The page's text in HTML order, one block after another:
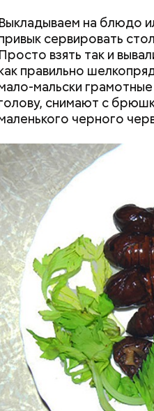
Выкладываем на блюдо
сервировать
Просто взять так и
правильно
мальски
снимают с
черного
гласит предание,
по просьбе
море.